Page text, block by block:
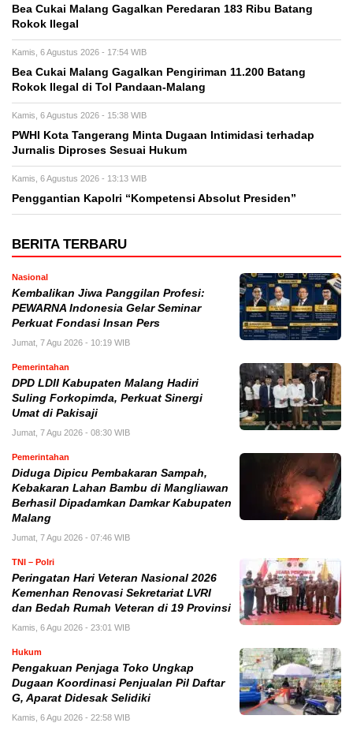
Bea Cukai Malang Gagalkan Peredaran 183 Ribu Batang
Rokok Ilegal
Kamis, 6 Agustus 2026 - 17:54 WIB
Bea Cukai Malang Gagalkan Pengiriman 11.200 Batang
Rokok Ilegal di Tol Pandaan-Malang
Kamis, 6 Agustus 2026 - 15:38 WIB
PWHI Kota Tangerang Minta Dugaan Intimidasi terhadap
Jurnalis Diproses Sesuai Hukum
Kamis, 6 Agustus 2026 - 13:13 WIB
Penggantian Kapolri “Kompetensi Absolut Presiden”
BERITA TERBARU
Nasional
Kembalikan Jiwa Panggilan Profesi:
PEWARNA Indonesia Gelar Seminar
Perkuat Fondasi Insan Pers
Jumat, 7 Agu 2026 - 10:19 WIB
Pemerintahan
DPD LDII Kabupaten Malang Hadiri
Suling Forkopimda, Perkuat Sinergi
Umat di Pakisaji
Jumat, 7 Agu 2026 - 08:30 WIB
Pemerintahan
Diduga Dipicu Pembakaran Sampah,
Kebakaran Lahan Bambu di Mangliawan
Berhasil Dipadamkan Damkar Kabupaten
Malang
Jumat, 7 Agu 2026 - 07:46 WIB
TNI – Polri
Peringatan Hari Veteran Nasional 2026
Kemenhan Renovasi Sekretariat LVRI
dan Bedah Rumah Veteran di 19 Provinsi
Kamis, 6 Agu 2026 - 23:01 WIB
Hukum
Pengakuan Penjaga Toko Ungkap
Dugaan Koordinasi Penjualan Pil Daftar
G, Aparat Didesak Selidiki
Kamis, 6 Agu 2026 - 22:58 WIB